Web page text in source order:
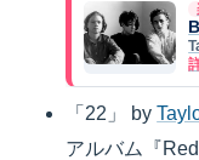
「22」 by
アルバム『